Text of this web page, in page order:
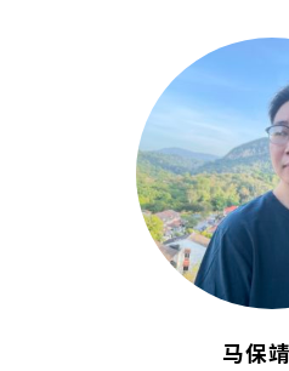
洋：海南人的历史与
起：满剌加与明代朝
论：文化漫步》、《
民》、《文化新山：
究》、《古代马中文
《本土与中国学术论
马保靖